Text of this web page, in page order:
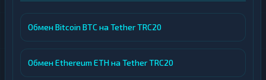
Обмен Bitcoin BTC на Tether TRC20
Обмен Ethereum ETH на Tether TRC20